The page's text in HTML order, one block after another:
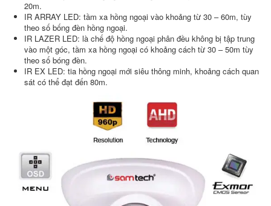
20m.
IR ARRAY LED: tầm xa hồng ngoại vào khoảng từ 30 – 60m, tùy
theo số bống đèn hồng ngoại.
IR LAZER LED: là chế độ hồng ngoại phân đều không bị tập trung
vào một góc, tầm xa hồng ngoại có khoảng cách từ 30 – 50m tùy
theo số bóng đèn.
IR EX LED: tia hồng ngoại mới siêu thông minh, khoảng cách quan
sát có thể đạt đến 80m.